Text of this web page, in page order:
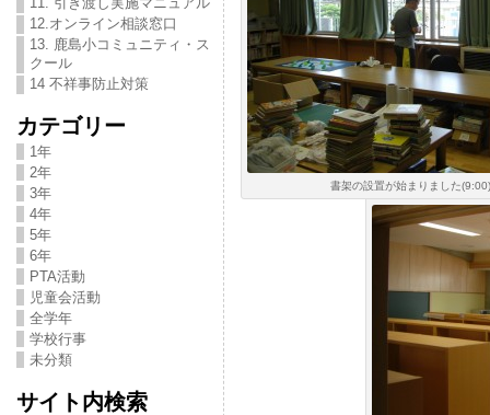
12.オンライン相談窓口
13. 鹿島小コミュニティ・ス
クール
14 不祥事防止対策
カテゴリー
1年
2年
3年
4年
5年
6年
PTA活動
児童会活動
全学年
学校行事
未分類
サイト内検索
書架の設置が始まりました